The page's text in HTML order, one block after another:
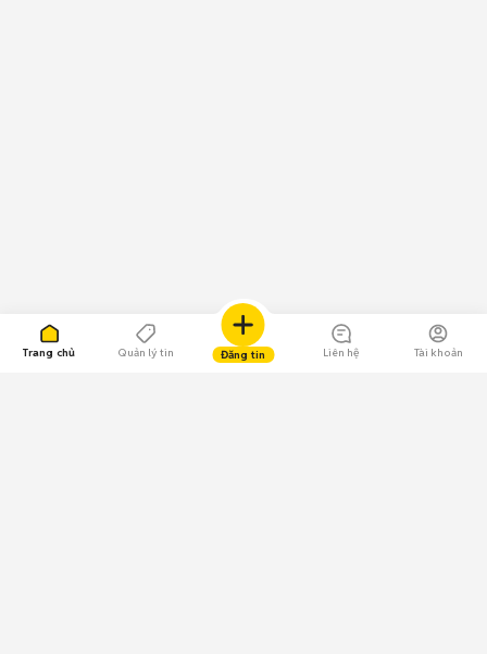
Trang chủ Quản lý tin Đăng tin Liên hệ Tài khoản